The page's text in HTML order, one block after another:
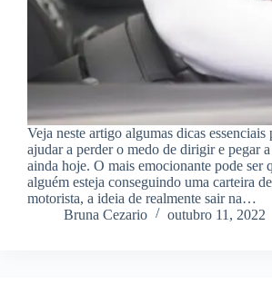
Veja neste artigo algumas dicas essenciais
ajudar a perder o medo de dirigir e pegar a
ainda hoje. O mais emocionante pode ser
alguém esteja conseguindo uma carteira de
motorista, a ideia de realmente sair na…
Bruna Cezario
outubro 11, 2022